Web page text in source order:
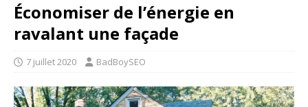
Économiser de l’énergie en
ravalant une façade
7 juillet 2020 BadBoySEO